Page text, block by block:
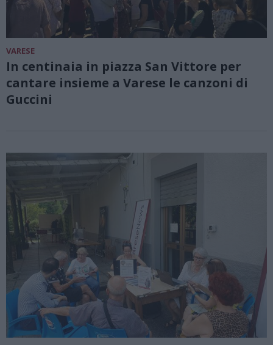
VARESE
In centinaia in piazza San Vittore per
cantare insieme a Varese le canzoni di
Guccini